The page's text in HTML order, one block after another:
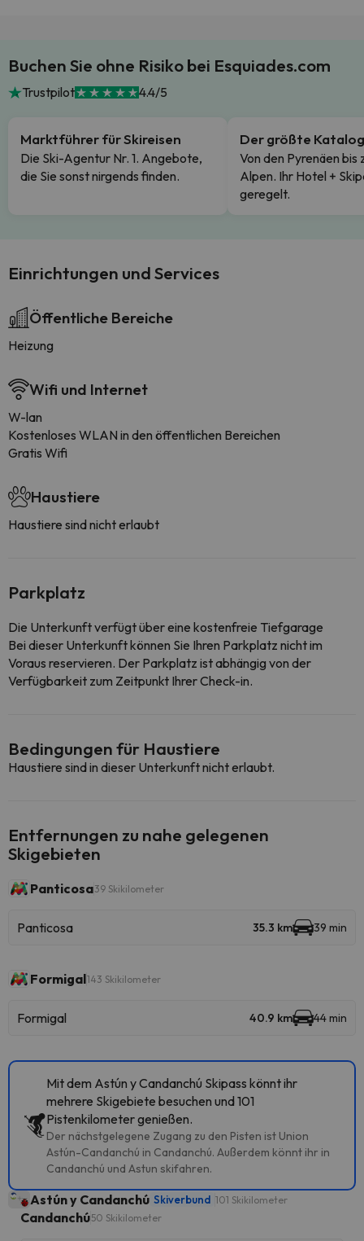
Buchen Sie ohne Risiko bei Esquiades.com
Trustpilot 4.4/5
Marktführer für Skireisen
Die Ski-Agentur Nr. 1. Angebote,
die Sie sonst nirgends finden.
Der größte Katalog
Von den Pyrenäen bis
Alpen. Ihr Hotel +
geregelt.
Einrichtungen und Services
Öffentliche Bereiche
Heizung
Wifi und Internet
W-lan
Kostenloses WLAN in den öffentlichen Bereichen
Gratis Wifi
Haustiere
Haustiere sind nicht erlaubt
Parkplatz
Die Unterkunft verfügt über eine kostenfreie Tiefgarage
Bei dieser Unterkunft können Sie Ihren Parkplatz nicht im
Voraus reservieren. Der Parkplatz ist abhängig von der
Verfügbarkeit zum Zeitpunkt Ihrer Check-in.
Bedingungen für Haustiere
Haustiere sind in dieser Unterkunft nicht erlaubt.
Entfernungen zu nahe gelegenen
Skigebieten
Panticosa39 Skikilometer
Panticosa 35.3 km 39 min
Formigal143 Skikilometer
Formigal 40.9 km 44 min
Mit dem Astún y Candanchú Skipass könnt ihr
mehrere Skigebiete besuchen und 101
Pistenkilometer genießen.
Der nächstgelegene Zugang zu den Pisten ist Union
Astún-Candanchú in Candanchú. Außerdem könnt ihr in
Candanchú und Astun skifahren.
Astún y Candanchú Skiverbund 101 Skikilometer
Candanchú50 Skikilometer